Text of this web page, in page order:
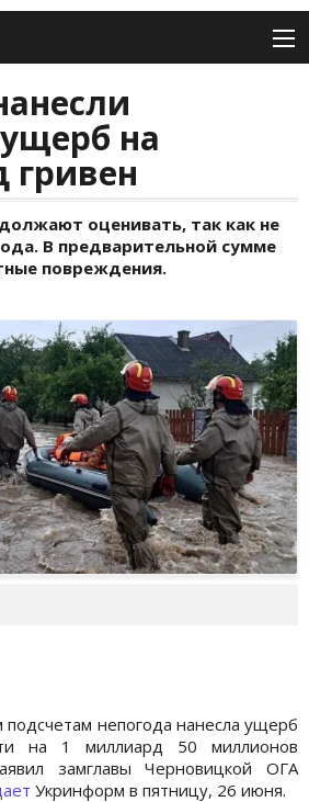
на
оценивать, так как не
В предварительной сумме
повреждения.
непогода нанесла ущерб
на 1 миллиард 50 миллионов
замглавы Черновицкой ОГА
Укринформ в пятницу, 26 июня.